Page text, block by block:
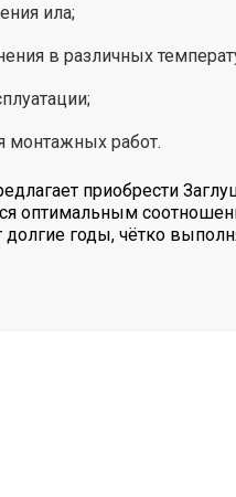
ила;
в различных
монтажных работ.
приобрести
оптимальным
долгие годы, чётко